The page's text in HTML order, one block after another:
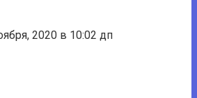
2020 в 10:02 дп